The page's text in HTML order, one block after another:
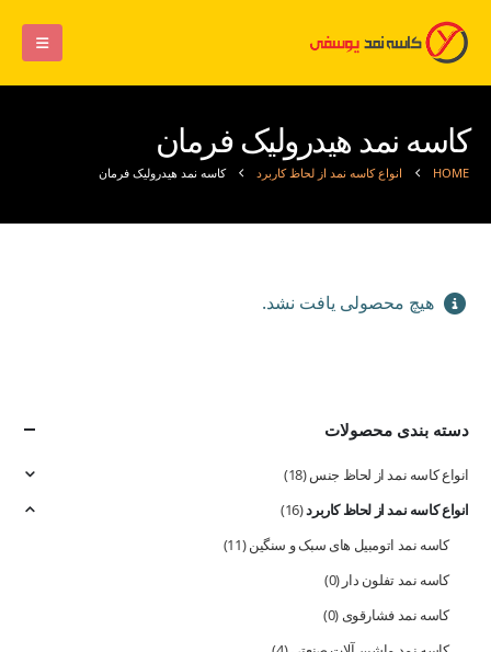
کاسه نمد هیدرولیک فرمان
HOME انواع کاسه نمد از لحاظ کاربرد کاسه نمد هیدرولیک فرمان
هیچ محصولی یافت نشد.
دسته بندی محصولات
انواع کاسه نمد از لحاظ جنس(18)
انواع کاسه نمد از لحاظ کاربرد(16)
کاسه نمد اتومبیل های سبک و سنگین (11)
کاسه نمد تفلون دار (0)
کاسه نمد فشارقوی(0)